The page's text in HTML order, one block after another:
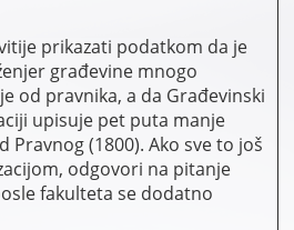
prikazati podatkom da je
građevine mnogo
od pravnika, a da Građevinski
upisuje pet puta manje
Pravnog (1800). Ako sve to još
odgovori na pitanje
fakulteta se dodatno